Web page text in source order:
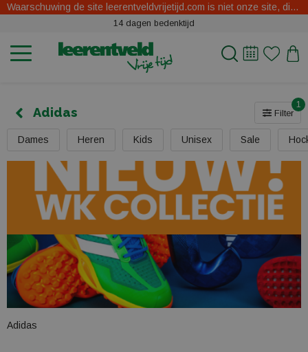
Waarschuwing de site leerentveldvrijetijd.com is niet onze site, dit zijn oplichters.
14 dagen bedenktijd
Adidas Filter
1
Dames Heren Kids Unisex Sale
Adidas